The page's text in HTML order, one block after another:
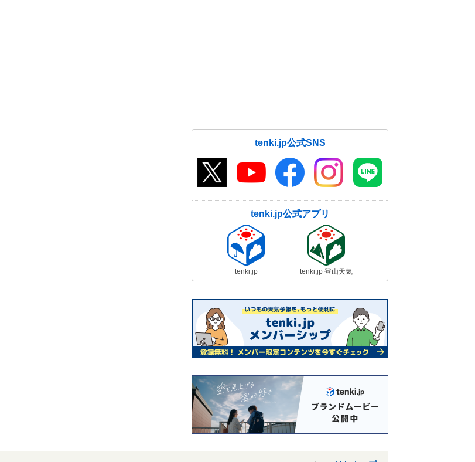
tenki.jp公式SNS
tenki.jp公式アプリ
tenki.jp tenki.jp 登山天気